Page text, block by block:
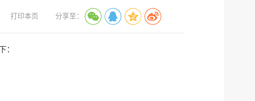
打印本页 分享至：
：